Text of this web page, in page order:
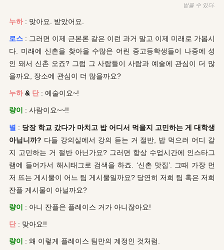
받을 수 있다.
누하 : 맞아요. 받았어요.
로스 : 그러면 이제 근본론 같은 이런 과거 말고 이제 미래로 가봅시
다. 미래에 신촌을 찾아올 수많은 어린 중고등학생들이 나중에 성
인 돼서 신촌 오죠? 그럼 그 사람들이 사람과 예술에 관심이 더 많
을까요, 장소에 관심이 더 많을까요?
누하 & 단: 예술이요~!
량이 : 사람이요~~!!
별 : 당장 학교 갔다가 마치고 밥 어디서 먹을지 고민하는 게 대학생
아닙니까? 다들 강의실에서 강의 듣는 거 절반, 밥 먹으러 어디 갈
지 고민하는 거 절반 아닌가요? 그러면 항상 수업시간에 인스타그
램에 들어가서 해시태그로 검색을 하죠. ‘신촌 맛집’. 그때 가장 먼
저 뜨는 게시물이 어느 팀 게시물일까요? 당연히 저희 팀 혹은 저희
잔플 게시물이 아닐까요?
량이 : 아니 잔플은 플레이스 거가 아니잖아요!
단: 맞아요!!
량이 : 왜 이렇게 플레이스 팀만의 계정인 것처럼.